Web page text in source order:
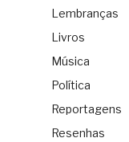
Lembranças
Livros
Música
Política
Reportagens
Resenhas